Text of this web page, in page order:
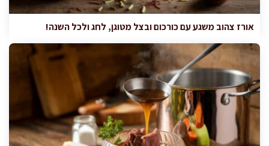
אורז צהוב משגע עם כורכום ובצל מטוגן, לחג ולכל השנה!